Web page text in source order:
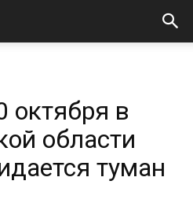
октября в
области
туман